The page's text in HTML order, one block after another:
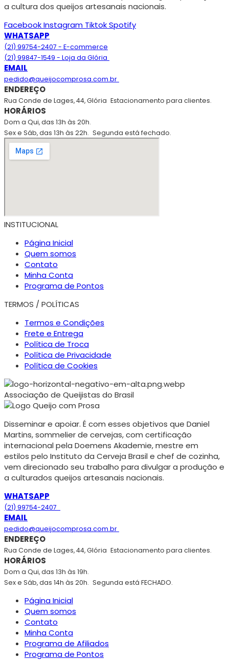
a cultura dos queijos artesanais nacionais.
FacebookInstagram TiktokSpotify
WHATSAPP
(21) 99754-2407 - E-commerce
(21) 99847-1549 - Loja da Glória
EMAIL
pedido@queijocomprosa.com.br
ENDEREÇO
Rua Conde de Lages, 44, Glória Estacionamento para clientes.
HORÁRIOS
Dom a Qui, das 13h às 20h.
Sex e Sáb, das 13h às 22h. Segunda está fechado.
INSTITUCIONAL
Página Inicial
Quem somos
Contato
Minha Conta
Programa de Pontos
TERMOS / POLÍTICAS
Termos e Condições
Frete e Entrega
Política de Troca
Política de Privacidade
Política de Cookies
Associação de Queijistas do Brasil
Disseminar e apoiar. É com esses objetivos que Daniel
Martins, sommelier de cervejas, com certificação
internacional pela Doemens Akademie, mestre em
estilos pelo Instituto da Cerveja Brasil e chef de cozinha,
vem direcionado seu trabalho para divulgar a produção e
a culturados queijos artesanais nacionais.
WHATSAPP
(21) 99754-2407
EMAIL
pedido@queijocomprosa.com.br
ENDEREÇO
Rua Conde de Lages, 44, Glória Estacionamento para clientes.
HORÁRIOS
Dom a Qui, das 13h às 19h.
Sex e Sáb, das 14h às 20h. Segunda está FECHADO.
Página Inicial
Quem somos
Contato
Minha Conta
Programa de Afiliados
Programa de Pontos